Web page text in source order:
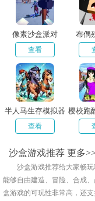
朋友来体验，下面还有很多
像素沙盒派对
查看
布偶
半人马生存模拟器
查看
樱校跑
沙盒游戏推荐 更多
沙盒游戏推荐给大家畅
能够自由建造、冒险、合成
盒游戏的可玩性非常高，还